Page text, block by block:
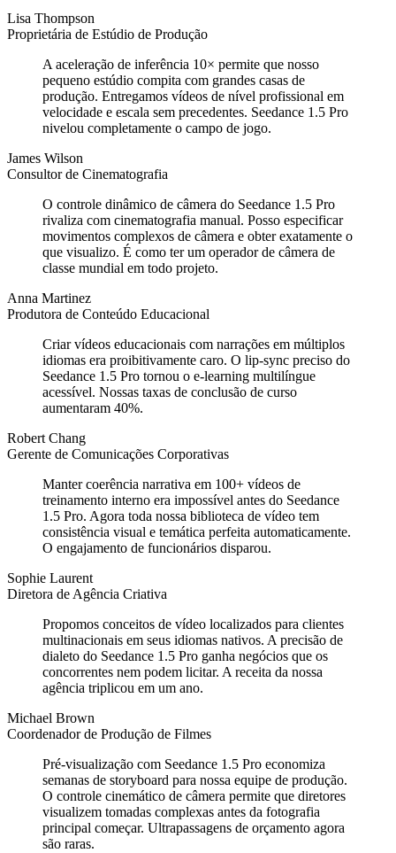
Lisa Thompson
Proprietária de Estúdio de Produção
A aceleração de inferência 10× permite que nosso
pequeno estúdio compita com grandes casas de
produção. Entregamos vídeos de nível profissional em
velocidade e escala sem precedentes. Seedance 1.5 Pro
nivelou completamente o campo de jogo.
James Wilson
Consultor de Cinematografia
O controle dinâmico de câmera do Seedance 1.5 Pro
rivaliza com cinematografia manual. Posso especificar
movimentos complexos de câmera e obter exatamente o
que visualizo. É como ter um operador de câmera de
classe mundial em todo projeto.
Anna Martinez
Produtora de Conteúdo Educacional
Criar vídeos educacionais com narrações em múltiplos
idiomas era proibitivamente caro. O lip-sync preciso do
Seedance 1.5 Pro tornou o e-learning multilíngue
acessível. Nossas taxas de conclusão de curso
aumentaram 40%.
Robert Chang
Gerente de Comunicações Corporativas
Manter coerência narrativa em 100+ vídeos de
treinamento interno era impossível antes do Seedance
1.5 Pro. Agora toda nossa biblioteca de vídeo tem
consistência visual e temática perfeita automaticamente.
O engajamento de funcionários disparou.
Sophie Laurent
Diretora de Agência Criativa
Propomos conceitos de vídeo localizados para clientes
multinacionais em seus idiomas nativos. A precisão de
dialeto do Seedance 1.5 Pro ganha negócios que os
concorrentes nem podem licitar. A receita da nossa
agência triplicou em um ano.
Michael Brown
Coordenador de Produção de Filmes
Pré-visualização com Seedance 1.5 Pro economiza
semanas de storyboard para nossa equipe de produção.
O controle cinemático de câmera permite que diretores
visualizem tomadas complexas antes da fotografia
principal começar. Ultrapassagens de orçamento agora
são raras.